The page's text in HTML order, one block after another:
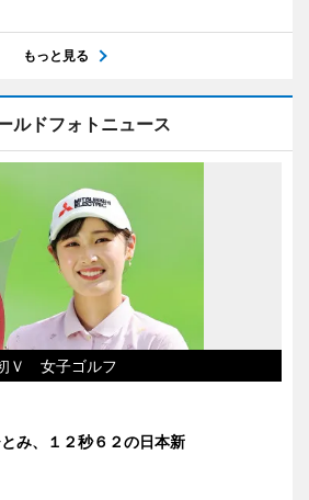
もっと見る
ルドフォトニュース
Ｖ 女子ゴルフ
み、１２秒６２の日本新